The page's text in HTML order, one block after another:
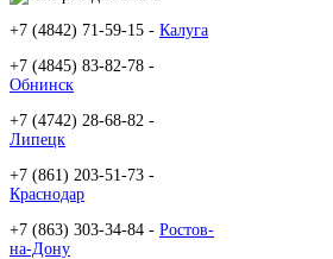
+7 (4842) 71-59-15 - Калуга
+7 (4845) 83-82-78 -
Обнинск
+7 (4742) 28-68-82 -
Липецк
+7 (861) 203-51-73 -
Краснодар
+7 (863) 303-34-84 - Ростов-
на-Дону